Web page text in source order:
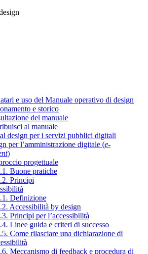
e uso del Manuale operativo di design
e storico
del manuale
al manuale
design per i servizi pubblici digitali
per l’amministrazione digitale (e-
)
progettuale
Buone pratiche
Principi
Definizione
Accessibilità by design
Principi per l’accessibilità
Linee guida e criteri di successo
Come rilasciare una dichiarazione di
Meccanismo di feedback e procedura di